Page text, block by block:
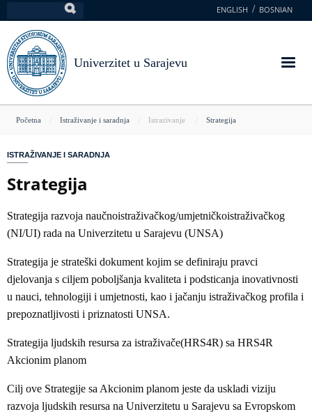
na
glavni
sadržaj
ENGLISH BOSNIAN
Univerzitet u Sarajevu
You
here
Početna Istraživanje i saradnja Istrazivanje Strategija
ISTRAŽIVANJE I SARADNJA
Strategija
Strategija razvoja naučnoistraživačkog/umjetničkoistraživačkog
(NI/UI) rada na Univerzitetu u Sarajevu (UNSA)
Strategija je strateški dokument kojim se definiraju pravci
djelovanja s ciljem poboljšanja kvaliteta i podsticanja inovativnosti
u nauci, tehnologiji i umjetnosti, kao i jačanju istraživačkog profila i
prepoznatljivosti i priznatosti UNSA.
Strategija ljudskih resursa za istraživače(HRS4R) sa HRS4R
Akcionim planom
Cilj ove Strategije sa Akcionim planom jeste da uskladi viziju
razvoja ljudskih resursa na Univerzitetu u Sarajevu sa Evropskom